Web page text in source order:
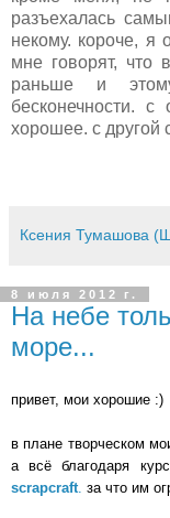
разъехалась
некому. короче, я
мне говорят, что
раньше и
бесконечности.
хорошее. с другой
Ксения Тумашова
8 июля 2012 г.
На небе
море...
привет, мои хорошие :)
в плане творческом
а всё благодаря
scrapcraft. за что им